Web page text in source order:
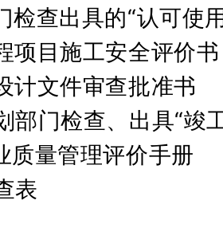
检查出具的“认可使
项目施工安全评价书
计文件审查批准书
部门检查、出具“竣
质量管理评价手册
表